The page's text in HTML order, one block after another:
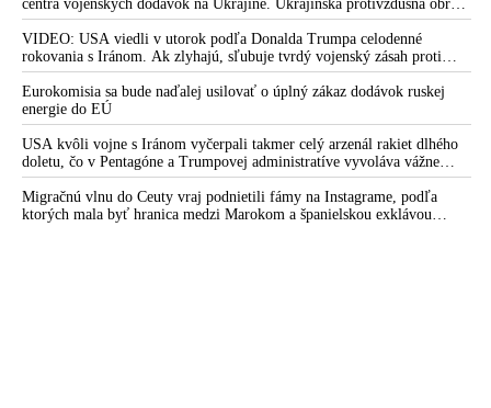
centrá vojenských dodávok na Ukrajine. Ukrajinská protivzdušná obrana
nedokázala počas ničivého nočného útoku na Kyjev a jeho okolie
zachytiť ani jednu ruskú raketu
VIDEO: USA viedli v utorok podľa Donalda Trumpa celodenné
rokovania s Iránom. Ak zlyhajú, sľubuje tvrdý vojenský zásah proti
Teheránu
Eurokomisia sa bude naďalej usilovať o úplný zákaz dodávok ruskej
energie do EÚ
USA kvôli vojne s Iránom vyčerpali takmer celý arzenál rakiet dlhého
doletu, čo v Pentagóne a Trumpovej administratíve vyvoláva vážne
obavy o bojaschopnosť americkej armády v prípade vypuknutia
konfliktu s Čínou alebo Ruskom
Migračnú vlnu do Ceuty vraj podnietili fámy na Instagrame, podľa
ktorých mala byť hranica medzi Marokom a španielskou exklávou